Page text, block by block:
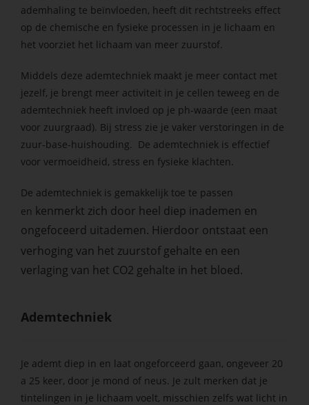
ademhaling te beïnvloeden, heeft dit rechtstreeks effect
op de chemische en fysieke processen in je lichaam en
het voorziet het lichaam van meer zuurstof.
Middels deze ademtechniek maakt je meer contact met
jezelf, je brengt meer activiteit in je cellen teweeg en de
ademtechniek heeft invloed op je ph-waarde (een maat
voor zuurgraad). Bij stress zie je vaker verstoringen in de
zuur-base-huishouding. De ademtechniek is effectief
voor vermoeidheid, stress en fysieke klachten.
De ademtechniek is gemakkelijk toe te passen
en kenmerkt zich door heel diep inademen en
ongefoceerd uitademen. Hierdoor ontstaat een
verhoging van het zuurstof gehalte en een
verlaging van het CO2 gehalte in het bloed.
Ademtechniek
Je ademt diep in en laat ongeforceerd gaan, ongeveer 20
a 25 keer, door je mond of neus. Je zult merken dat je
tintelingen in je lichaam voelt, misschien zelfs wat licht in